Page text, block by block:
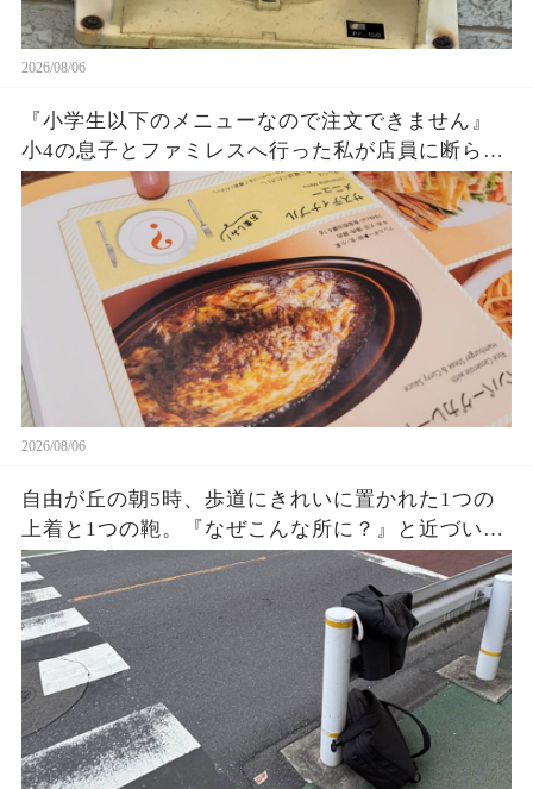
2026/08/06
『小学生以下のメニューなので注文できません』
小4の息子とファミレスへ行った私が店員に断られ
た…『この子、小学生ですけど？』と伝えても拒
否。店長確認後、判明した意外な勘違いとは…
2026/08/06
自由が丘の朝5時、歩道にきれいに置かれた1つの
上着と1つの鞄。『なぜこんな所に？』と近づいた
私が見た持ち主の姿に驚き…誰も褒めない優しさ
がそこにあった